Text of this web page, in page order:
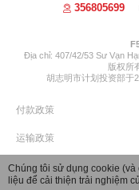
356805699
Địa chỉ: 407/42/53 Sư Vạn
版权所
胡志明市计划投资部于
付款政策
运输政策
退货政策
Chúng tôi sử dụng cookie
liệu để cải thiện trải nghiệm